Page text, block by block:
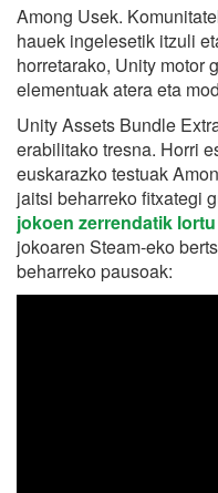
Among Usek.
hauek ingelesetik itzuli
horretarako, Unity motor
elementuak atera eta
Unity Assets Bundle
erabilitako tresna. Horri
euskarazko testuak
jaitsi beharreko fitxategi
jokoen zerrendatik lortu
jokoaren Steam-eko
beharreko pausoak: